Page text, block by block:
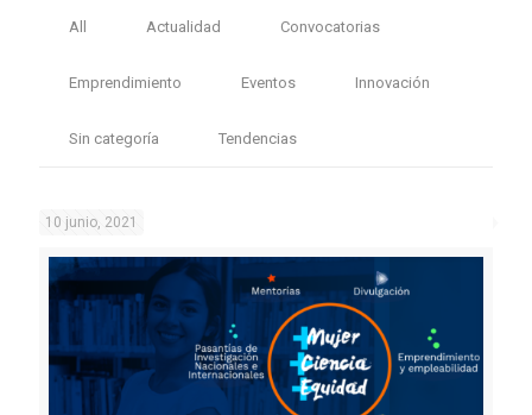
All Actualidad Convocatorias
Emprendimiento Eventos Innovación
Sin categoría Tendencias
10 junio, 2021